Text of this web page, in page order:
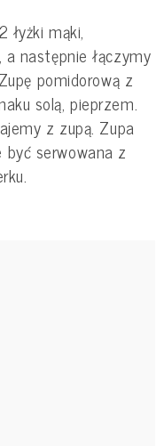
mąki,
następnie łączymy
pomidorową z
solą, pieprzem.
z zupą. Zupa
serwowana z